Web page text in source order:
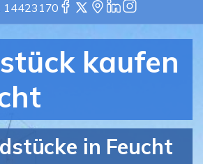
14423170
kaufen
in Feucht